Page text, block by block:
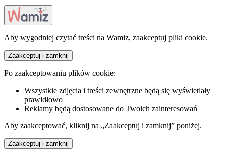
Aby wygodniej czytać treści na Wamiz, zaakceptuj pliki cookie.
Zaakceptuj i zamknij
Po zaakceptowaniu plików cookie:
Wszystkie zdjęcia i treści zewnętrzne będą się wyświetlały
prawidłowo
Reklamy będą dostosowane do Twoich zainteresowań
Aby zaakceptować, kliknij na „Zaakceptuj i zamknij” poniżej.
Zaakceptuj i zamknij